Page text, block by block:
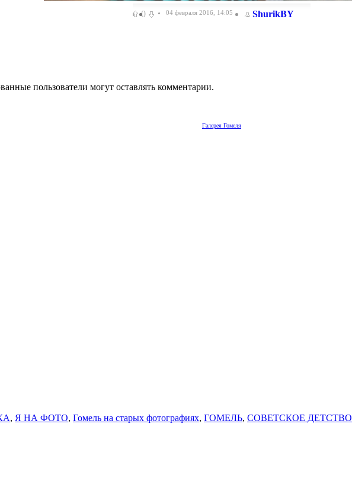
0 04 февраля 2016, 14:05 ShurikBY
пользователи могут оставлять комментарии.
Галерея Гомеля
, Я НА ФОТО, Гомель на старых фотографиях, ГОМЕЛЬ, СОВЕТСКОЕ ДЕТСТВО